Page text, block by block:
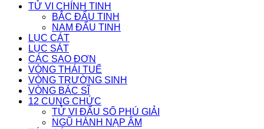
TỬ VI CHÍNH TINH
BẮC ĐẨU TINH
NAM ĐẨU TINH
LỤC CÁT
LỤC SÁT
CÁC SAO ĐƠN
VÒNG THÁI TUẾ
VÒNG TRƯỜNG SINH
VÒNG BÁC SĨ
12 CUNG CHỨC
TỬ VI ĐẨU SỐ PHÚ GIẢI
NGŨ HÀNH NẠP ÂM